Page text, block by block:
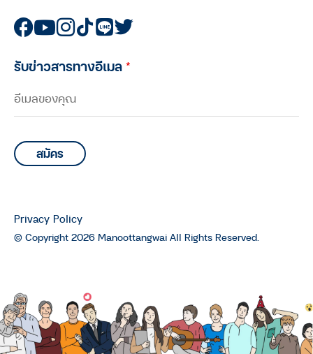
รับข่าวสารทางอีเมล*
© Copyright 2026 Manoottangwai All Rights Reserved.
Privacy Policy